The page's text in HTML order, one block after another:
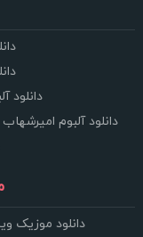
دانلود
دانلود آلبوم
دانلود موزیک